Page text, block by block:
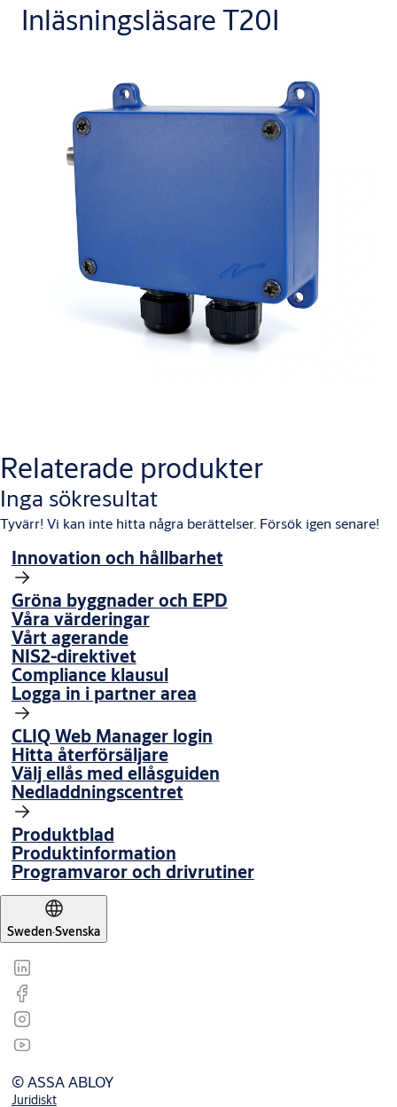
Inläsningsläsare T20I
Relaterade produkter
Inga sökresultat
Tyvärr! Vi kan inte hitta några berättelser. Försök igen senare!
Innovation och hållbarhet
Gröna byggnader och EPD
Våra värderingar
Vårt agerande
NIS2-direktivet
Compliance klausul
Logga in i partner area
CLIQ Web Manager login
Hitta återförsäljare
Välj ellås med ellåsguiden
Nedladdningscentret
Produktblad
Produktinformation
Programvaror och drivrutiner
Sweden·Svenska
© ASSA ABLOY
Juridiskt